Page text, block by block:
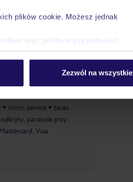
plików cookie. Możesz jednak
oraz polityce prywatności
Zezwól na wszystkie
room service
taras
parasole przy
Visa